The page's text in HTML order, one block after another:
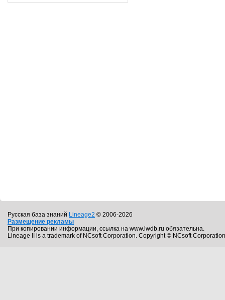
Русская база знаний Lineage2 © 2006-2026
Размещение рекламы
При копировании информации, ссылка на www.lwdb.ru обязательна.
Lineage II is a trademark of NCsoft Corporation. Copyright © NCsoft